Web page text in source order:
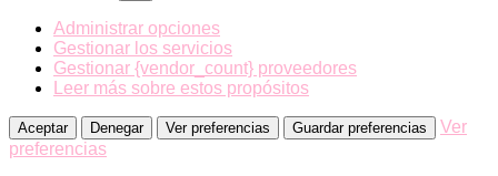
Administrar opciones
Gestionar los servicios
Gestionar {vendor_count} proveedores
Leer más sobre estos propósitos
Aceptar Denegar Ver preferencias Guardar preferencias
Ver
preferencias